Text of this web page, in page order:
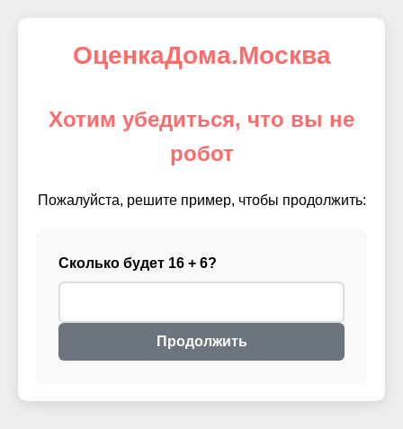
ОценкаДома.Москва
Хотим убедиться, что вы не
робот
Пожалуйста, решите пример, чтобы продолжить:
Сколько будет 16 + 6?
Продолжить